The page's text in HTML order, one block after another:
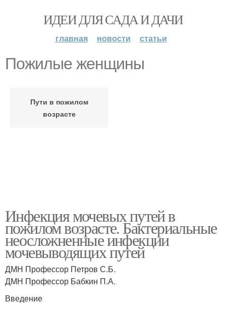
ИДЕИ ДЛЯ САДА И ДАЧИ
главная новости статьи
Пожилые женщины
Пути в пожилом
возрасте
Инфекция мочевых путей в
пожилом возрасте. Бактериальные
неосложненные инфекции
мочевыводящих путей
ДМН Профессор Петров С.Б.
ДМН Профессор Бабкин П.А.
Введение